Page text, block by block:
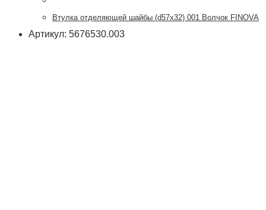
Втулка отделяющей шайбы (d57x32) 001 Волчок FINOVA
Артикул: 5676530.003